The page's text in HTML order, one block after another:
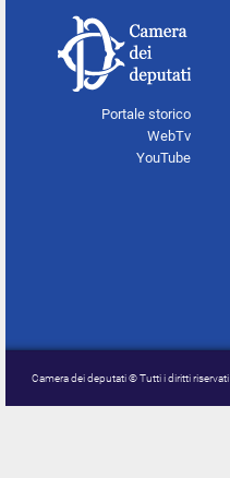
Portale storico
WebTv
YouTube
Camera dei deputati © Tutti i diritti riservati